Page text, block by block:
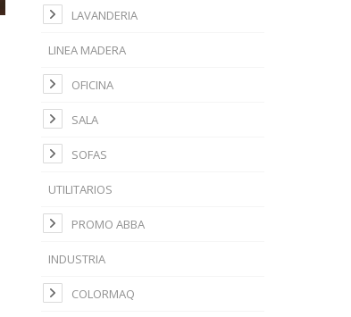
LAVANDERIA
LINEA MADERA
OFICINA
SALA
SOFAS
UTILITARIOS
PROMO ABBA
INDUSTRIA
COLORMAQ